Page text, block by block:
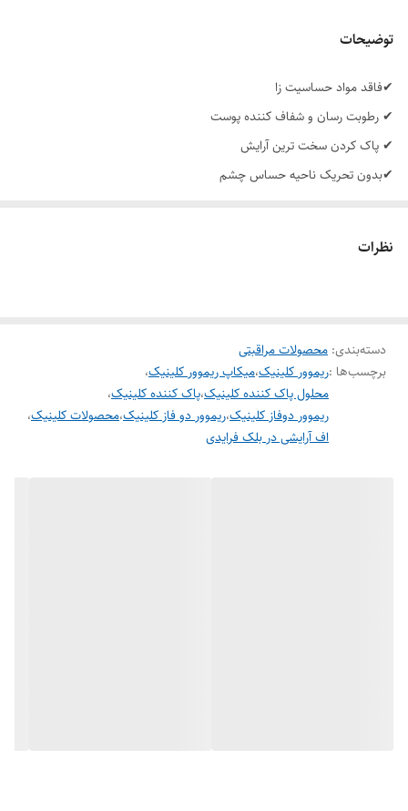
توضیحات
✔فاقد مواد حساسیت زا
✔ رطوبت رسان و شفاف کننده پوست
✔ پاک کردن سخت ترین آرایش
✔بدون تحریک ناحیه حساس چشم
نظرات
دسته‌بندی: محصولات مراقبتی
برچسب‌ها :ریموور کلینیک،میکاپ ریموور کلینیک،
محلول پاک کننده کلینیک،پاک کننده کلینیک،
ریموور دوفاز کلینیک،ریموور دو فاز کلینیک،محصولات کلینیک،
اف آرایشی در بلک فرایدی